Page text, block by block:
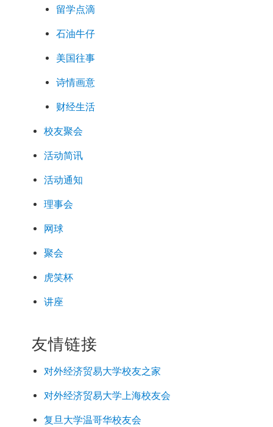
留学点滴
石油牛仔
美国往事
诗情画意
财经生活
校友聚会
活动简讯
活动通知
理事会
网球
聚会
虎笑杯
讲座
友情链接
对外经济贸易大学校友之家
对外经济贸易大学上海校友会
复旦大学温哥华校友会